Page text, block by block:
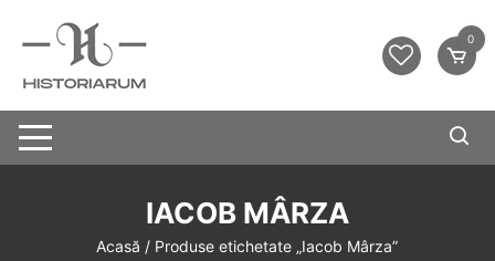
0
IACOB MÂRZA
Acasă / Produse etichetate „Iacob Mârza”